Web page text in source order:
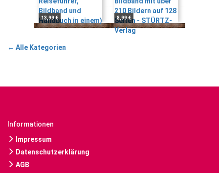
13,99 € 8,99 €
← Alle Kategorien
Informationen
Impressum
Datenschutzerklärung
AGB